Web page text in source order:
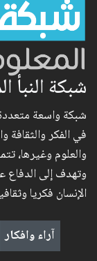
شبكة النبأ
شبكة واسعة
في الفكر والثقافة
والعلوم وغيرها،
وتهدف إلى الدفاع
الإنسان فكريا
آراء وافكار